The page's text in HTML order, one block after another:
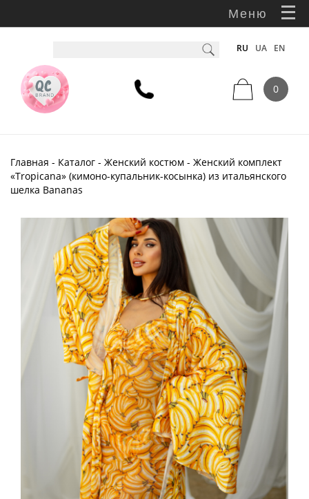
Меню
RU UA EN
0
Главная - Каталог - Женский костюм - Женский комплект
«Tropicana» (кимоно-купальник-косынка) из итальянского
шелка Bananas